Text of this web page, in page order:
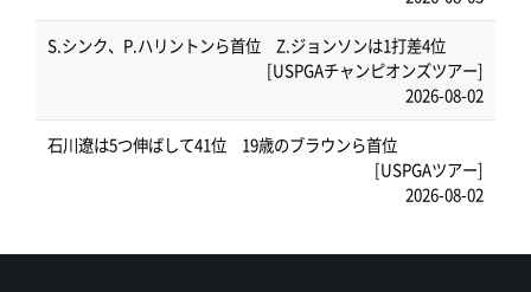
S.シンク、P.ハリントンら首位 Z.ジョンソンは1打差4位
[USPGAチャンピオンズツアー]
2026-08-02
石川遼は5つ伸ばして41位 19歳のブラウンら首位
[USPGAツアー]
2026-08-02